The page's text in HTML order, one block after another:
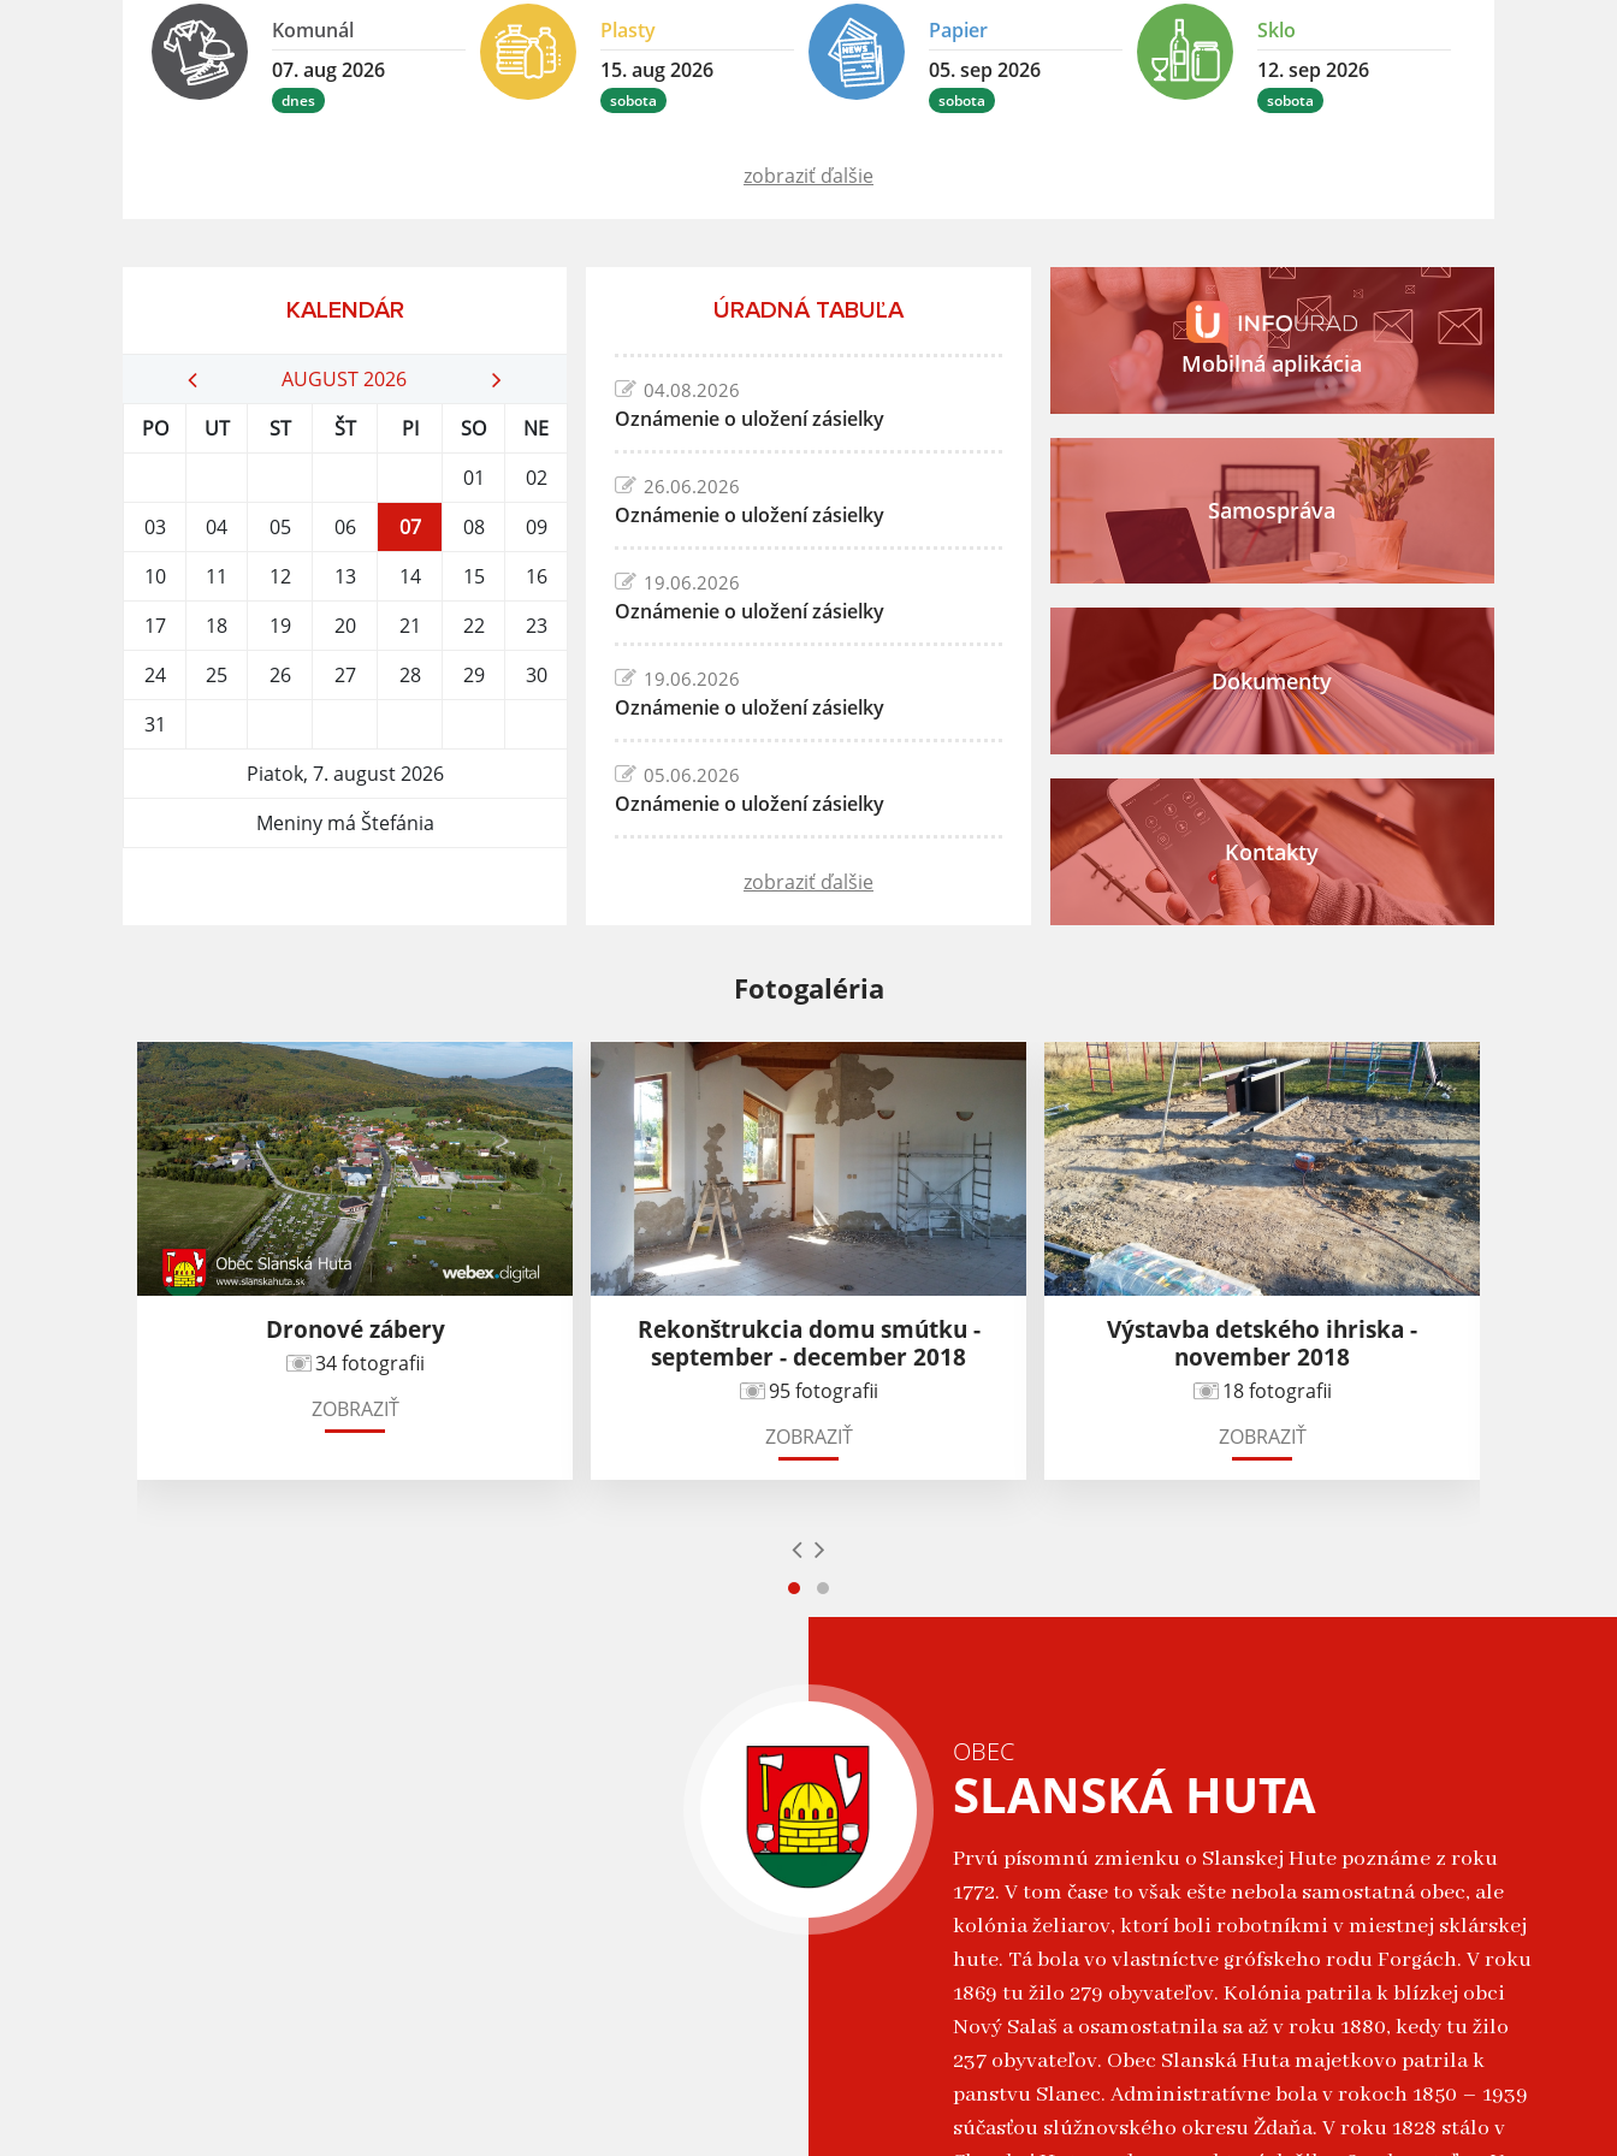
Komunál
07. aug 2026
dnes
Plasty
15. aug 2026
sobota
Papier
05. sep 2026
sobota
Sklo
12. sep 2026
sobota
zobraziť ďalšie
KALENDÁR
AUGUST 2026
PO
UT ST ŠT PI SO
NE
01
02
03
04 05 06 07 08
09
10
11 12 13 14 15
16
17
18 19 20 21 22
23
24
25 26 27 28 29
30
31
Piatok, 7. august 2026
Meniny má Štefánia
ÚRADNÁ TABUĽA
04.08.2026
Oznámenie o uložení zásielky
26.06.2026
Oznámenie o uložení zásielky
19.06.2026
Oznámenie o uložení zásielky
19.06.2026
Oznámenie o uložení zásielky
05.06.2026
Oznámenie o uložení zásielky
zobraziť ďalšie
Mobilná aplikácia
Samospráva
Dokumenty
Kontakty
Fotogaléria
Dronové zábery
34 fotografii
ZOBRAZIŤ
Rekonštrukcia domu smútku -
september - december 2018
95 fotografii
ZOBRAZIŤ
Výstavba detského ihriska -
november 2018
18 fotografii
ZOBRAZIŤ
OBEC
SLANSKÁ HUTA
Prvú písomnú zmienku o Slanskej Hute poznáme z roku
1772. V tom čase to však ešte nebola samostatná obec, ale
kolónia želiarov, ktorí boli robotníkmi v miestnej sklárskej
hute. Tá bola vo vlastníctve grófskeho rodu Forgách. V roku
1869 tu žilo 279 obyvateľov. Kolónia patrila k blízkej obci
Nový Salaš a osamostatnila sa až v roku 1880, kedy tu žilo
237 obyvateľov. Obec Slanská Huta majetkovo patrila k
panstvu Slanec. Administratívne bola v rokoch 1850 – 1939
súčasťou slúžnovského okresu Ždaňa. V roku 1828 stálo v